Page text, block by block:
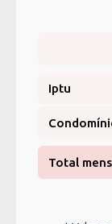
Iptu
Total